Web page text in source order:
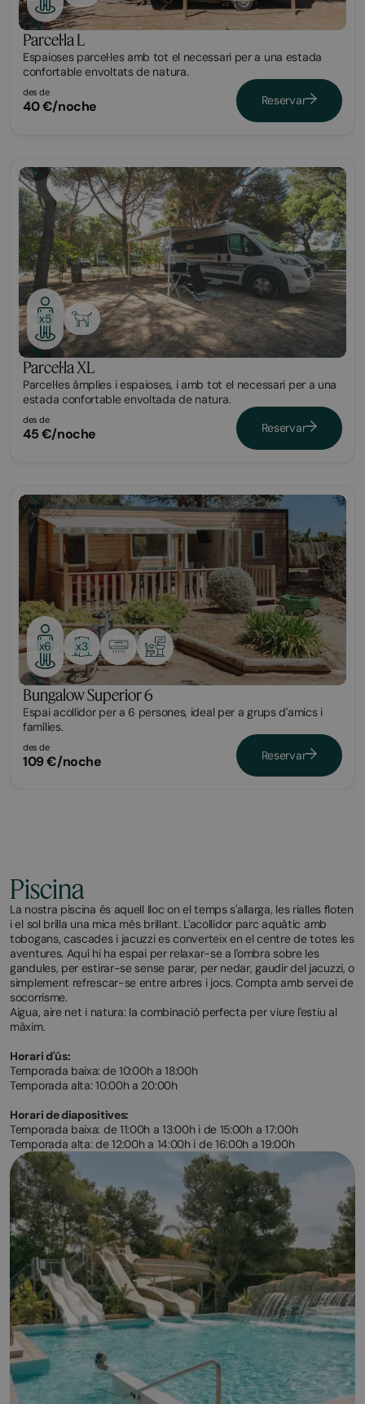
Parcel·la L
Espaioses parcel·les amb tot el necessari per a una estada
confortable envoltats de natura.
des de
40 €/noche Reservar
Parcel·la
x5
Parcel·la XL
Parcel·les àmplies i espaioses, i amb tot el necessari per a una
estada confortable envoltada de natura.
des de
45 €/noche Reservar
Bungalow
x6 x3
Bungalow Superior 6
Espai acollidor per a 6 persones, ideal per a grups d'amics i
famílies.
des de
109 €/noche Reservar
Piscina
La nostra piscina és aquell lloc on el temps s'allarga, les rialles floten
i el sol brilla una mica més brillant. L'acollidor parc aquàtic amb
tobogans, cascades i jacuzzi es converteix en el centre de totes les
aventures. Aquí hi ha espai per relaxar-se a l'ombra sobre les
gandules, per estirar-se sense parar, per nedar, gaudir del jacuzzi, o
simplement refrescar-se entre arbres i jocs. Compta amb servei de
socorrisme.
Aigua, aire net i natura: la combinació perfecta per viure l'estiu al
màxim.
Horari d'ús:
Temporada baixa: de 10:00h a 18:00h
Temporada alta: 10:00h a 20:00h
Horari de diapositives:
Temporada baixa: de 11:00h a 13:00h i de 15:00h a 17:00h
Temporada alta: de 12:00h a 14:00h i de 16:00h a 19:00h